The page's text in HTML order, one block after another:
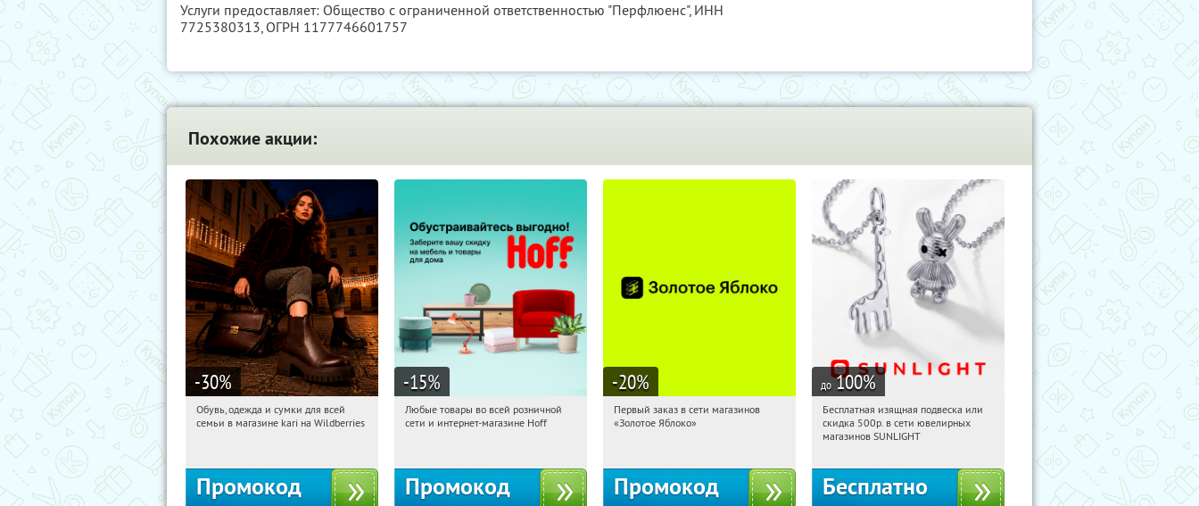
Услуги предоставляет: Общество с ограниченной ответственностью "Перфлюенс", ИНН
7725380313, ОГРН 1177746601757
Похожие акции:
-30%
07:32:56 Получили:
Обувь, одежда и сумки для всей
семьи в магазине kari на Wildberries
Промокод
-15%
07:32:56 Получили:
Любые товары во всей розничной
сети и интернет-магазине Hoff
Промокод
-20%
07:32:56
Получи первым!
Первый заказ в сети магазинов
«Золотое Яблоко»
Промокод
до 100%
07:32:56 Получили:
Россия
Бесплатная изящная подвеска или
скидка 500р. в сети ювелирных
магазинов SUNLIGHT
Бесплатно